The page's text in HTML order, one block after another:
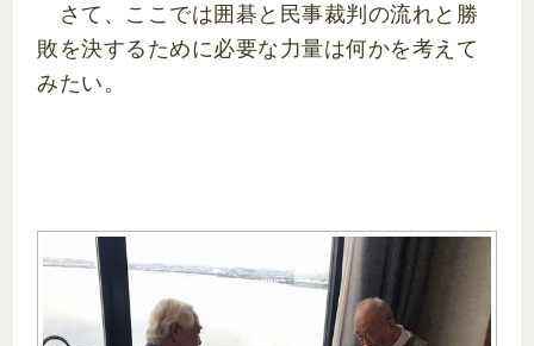
さて、ここでは囲碁と民事裁判の流れと勝
敗を決するために必要な力量は何かを考えて
みたい。